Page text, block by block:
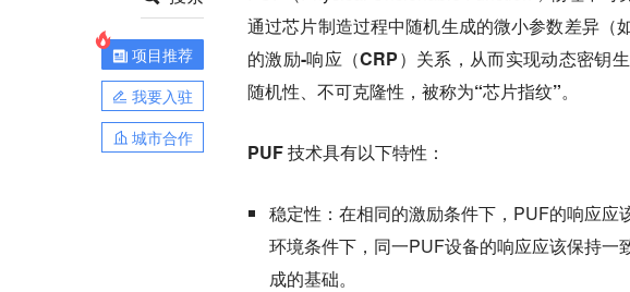
项目推荐
我要入驻
城市合作
通过芯片制造过程中随机生成的微小参数差异（
的激励-响应（CRP）关系 ，从而实现动态密钥
随机性、不可克隆性 ，被称为“芯片指纹”。
PUF 技术具有以下特性：
稳定性：在相同的激励条件下，PUF的响应应
环境条件下，同一PUF设备的响应应该保持
成的基础。